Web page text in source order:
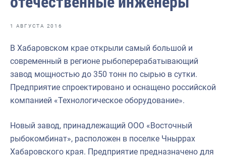
Отраслевые СМИ
Выставки и конференции
Научно-практическая литература
Рыбоохрана России
Инфографика
Большая африканская экспедиция
Укрепление духовно-нравственных ценностей
1 АВГУСТА 2016
В Хабаровском крае открыли самый большой и
современный в регионе рыбоперерабатывающий
завод мощностью до 350 тонн по сырью в сутки.
Предприятие спроектировано и оснащено российской
компанией «Технологическое оборудование».
Новый завод, принадлежащий ООО «Восточный
рыбокомбинат», расположен в поселке Чныррах
Хабаровского края. Предприятие предназначено для